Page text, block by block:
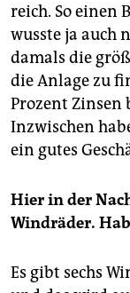
reich. So einen
wusste ja auch
damals die
die Anlage zu
Prozent Zinsen
Inzwischen
ein gutes
Hier in der
Windräder.
Es gibt sechs